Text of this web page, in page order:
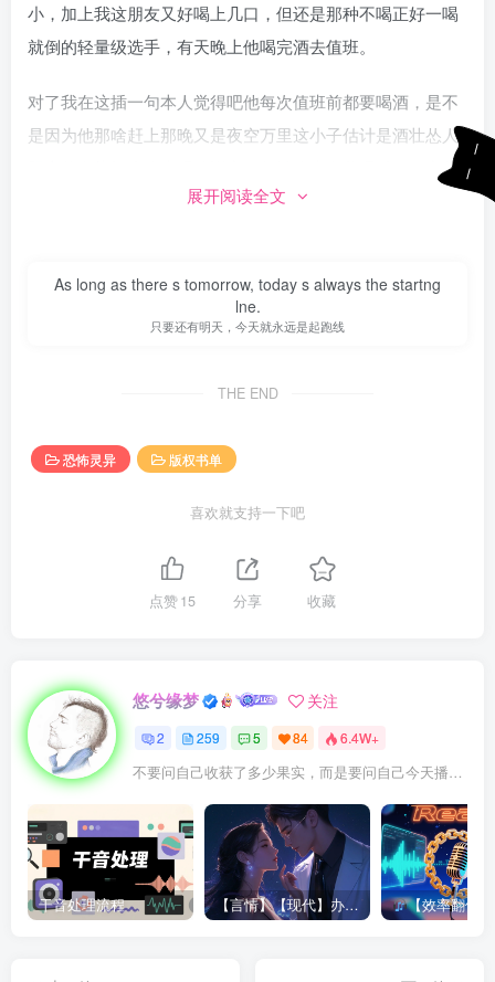
小，加上我这朋友又好喝上几口，但还是那种不喝正好一喝
就倒的轻量级选手，有天晚上他喝完酒去值班。
对了我在这插一句本人觉得吧他每次值班前都要喝酒，是不
是因为他那啥赶上那晚又是夜空万里这小子估计是酒壮怂人
胆竟然在坟间小路上唱歌巡夜，估计晚上有些喝过了，突然
胃中反动一口没忍住直接吐在旁边的墓碑上。
跑向值班楼，随即到值班室向同事老李讲起是不是冲撞了人
家会不会有什么问题，老李安慰通之后两人相继休息，这天
顶破帽子，自从出现后，阿黄走，他也走，阿黄停，他也
停，阿黄很纳闷，这老头是不是有病？
因为帽子的遮挡，根本看不见他的脸，好一会，他才颤颤巍
巍地说出几个字：“钱，钱‘说着将一只骨瘦如材的手伸到阿黄
西。
阿黄当时心想，原来是个老乞丐，就从口袋里摸出一元钱，
放在他手上，转身继续走路，谁晓得那老头拿了钱，仍旧没
有走的意思，依然紧紧跟着他走，阿黄站定，老头也站定，
又对阿黄伸出了手大概是嫌钱少吧。
当时阿黄想这老乞丐还挺贪的，算了，年纪看上去也这样大
展开阅读全文
Nobody looks down on you because everybody is too
busy to look at you.
没谁瞧不起你，因为别人根本就没瞧你，大家都很忙的
THE END
恐怖灵异 版权书单
喜欢就支持一下吧
点赞15 分享 收藏
悠兮缘梦
2 259 5 84
只要还有明天，今天就永远是起跑线
干音处理流程 【言情】【现代】办公室潜规则|姚公子|250660 【效率翻倍！Reaper半自动对轨神器拯